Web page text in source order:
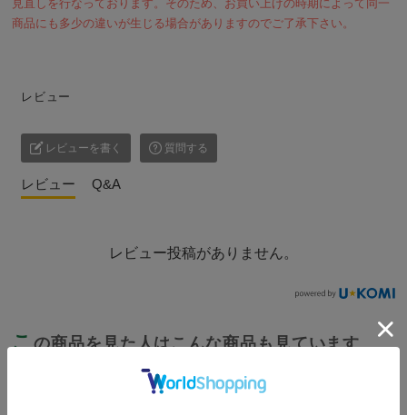
見直しを行なっております。そのため、お買い上げの時期によって同一
商品にも多少の違いが生じる場合がありますのでご了承下さい。
レビュー
レビューを書く 質問する
レビュー Q&A
レビュー投稿がありません。
この商品を見た人はこんな商品も見ています